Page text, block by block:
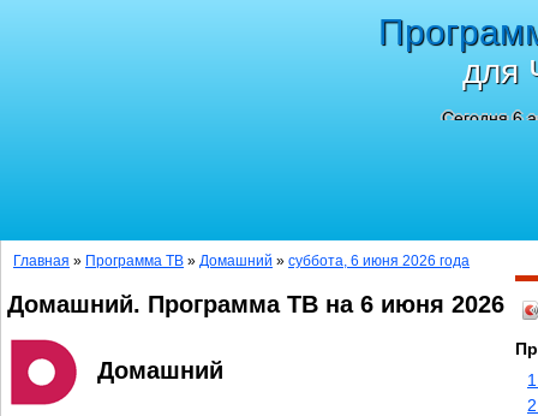
для
Сегодня 6
Главная » Программа ТВ » Домашний » суббота, 6 июня 2026 года
Домашний. Программа ТВ на 6 июня 2026
Домашний